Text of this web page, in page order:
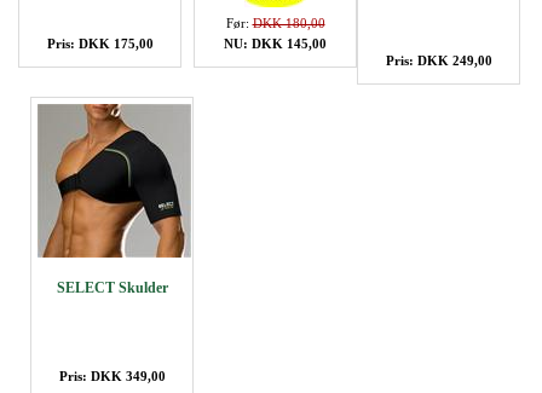
Pris: DKK 175,00
Før:DKK 180,00
NU: DKK 145,00
Pris: DKK 249,00
SELECT Skulder
Pris: DKK 349,00